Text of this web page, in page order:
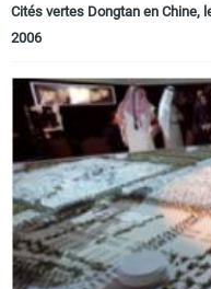
Cités vertes Dongtan en Chine,
2006